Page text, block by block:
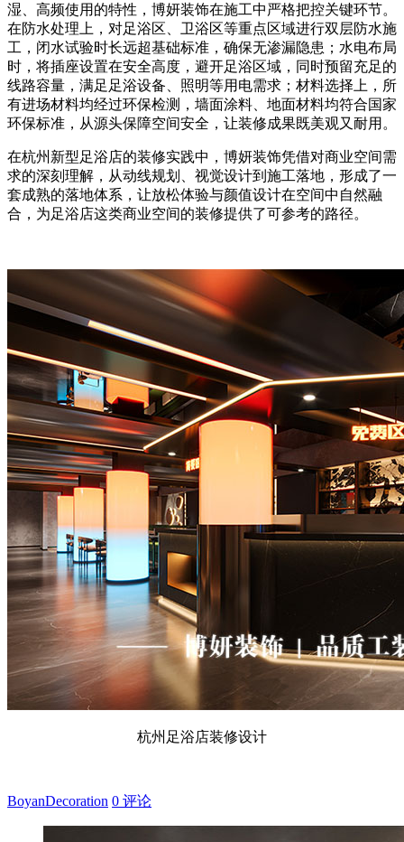
湿、高频使用的特性，博妍装饰在施工中严格把控关键环节。
在防水处理上，对足浴区、卫浴区等重点区域进行双层防水施
工，闭水试验时长远超基础标准，确保无渗漏隐患；水电布局
时，将插座设置在安全高度，避开足浴区域，同时预留充足的
线路容量，满足足浴设备、照明等用电需求；材料选择上，所
有进场材料均经过环保检测，墙面涂料、地面材料均符合国家
环保标准，从源头保障空间安全，让装修成果既美观又耐用。
在杭州新型足浴店的装修实践中，博妍装饰凭借对商业空间需
求的深刻理解，从动线规划、视觉设计到施工落地，形成了一
套成熟的落地体系，让放松体验与颜值设计在空间中自然融
合，为足浴店这类商业空间的装修提供了可参考的路径。
杭州足浴店装修设计
BoyanDecoration 0 评论